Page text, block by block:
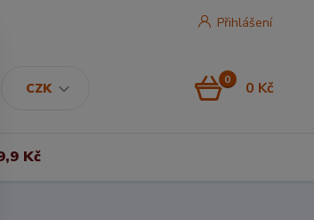
CZK
Přihlášení
0 0 Kč
Kč